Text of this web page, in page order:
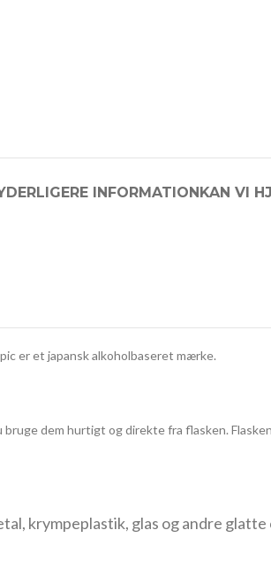
INFORMATIONKAN VI
er et japansk alkoholbaseret mærke.
bruge dem hurtigt og direkte fra flasken.
krympeplastik, glas og andre